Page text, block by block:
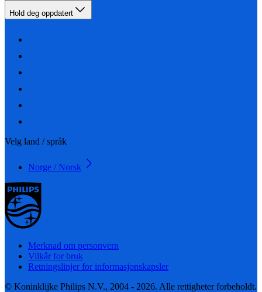
Hold deg oppdatert
Velg land / språk
Norge / Norsk
Merknad om personvern
Vilkår for bruk
Retningslinjer for informasjonskapsler
© Koninklijke Philips N.V., 2004 - 2026. Alle rettigheter forbeholdt.